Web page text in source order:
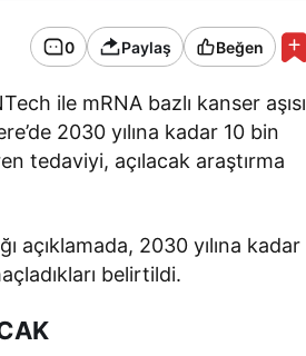
0 Paylaş Beğen
ile mRNA bazlı kanser aşısı
2030 yılına kadar 10 bin
tedaviyi, açılacak araştırma
açıklamada, 2030 yılına kadar
belirtildi.